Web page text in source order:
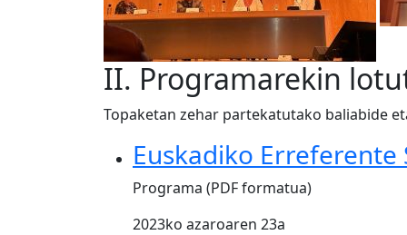
II. Programarekin
Topaketan zehar partekatutako baliabide
Euskadiko
Programa (PDF formatua)
2023ko azaroaren 23a